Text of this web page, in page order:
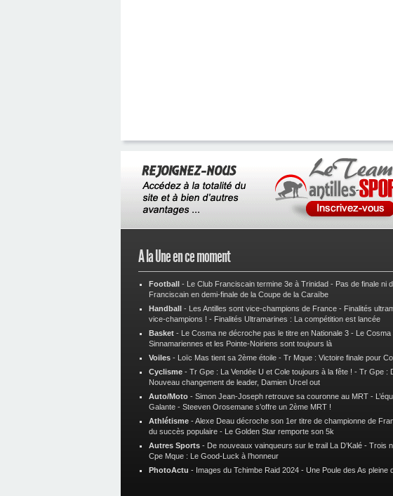
A la Une en ce moment
Football - Le Club Franciscain termine 3e à Trinidad - Pas de finale ni
Franciscain en demi-finale de la Coupe de la Caraïbe
Handball - Les Antilles sont vice-champions de France - Finalités
vice-champions ! - Finalités Ultramarines : La compétition est lancée
Basket - Le Cosma ne décroche pas le titre en Nationale 3 - Le Cosma
Sinnamariennes et les Pointe-Noiriens sont toujours là
Voiles - Loïc Mas tient sa 2ème étoile - Tr Mque : Victoire finale pour
Cyclisme - Tr Gpe : La Vendée U et Cole toujours à la fête ! - Tr Gpe :
Nouveau changement de leader, Damien Urcel out
Auto/Moto - Simon Jean-Joseph retrouve sa couronne au MRT -
Galante - Steeven Orosemane s’offre un 2ème MRT !
Athlétisme -Alexe Deau décroche son 1er titre de championne de
du succès populaire - Le Golden Star remporte son 5k
Autres Sports - De nouveaux vainqueurs sur le trail La D’Kalé - Trois
Cpe Mque : Le Good-Luck à l’honneur
PhotoActu - Images du Tchimbe Raid 2024 - Une Poule des As pleine